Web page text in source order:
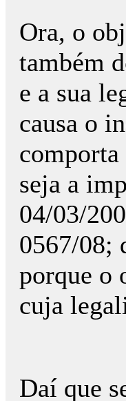
Ora, o
também
e a sua
causa o
comporta
seja a
04/03/
0567/08;
porque o
cuja
Daí que